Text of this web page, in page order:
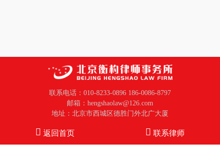
联系电话：010-8233-0896 186-0086-8797
邮箱：hengshaolaw@126.com
地址：北京市西城区德胜门外北广大厦
Copyright © ALL RIGHTS RESERVED
备案号：京ICP备
2021005157号-1 北京衡杓律师事务所 版权所有
返回首页 联系律师